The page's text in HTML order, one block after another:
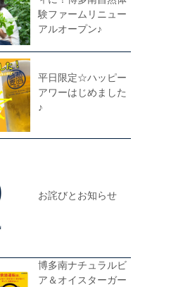
験ファームリニュー
アルオープン♪
平日限定☆ハッピー
アワーはじめました
♪
お詫びとお知らせ
博多南ナチュラルビ
ア＆オイスターガー